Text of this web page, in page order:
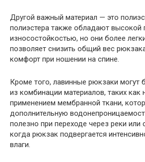
Другой важный материал — это
полиэстера также обладают высокой
износостойкостью, но они более
позволяет снизить общий вес
комфорт при ношении на спине.
Кроме того, лавинные рюкзаки могут
из комбинации материалов, таких как
применением мембранной ткани,
дополнительную
полезно при переходе через реки
когда рюкзак подвергается
влаги.